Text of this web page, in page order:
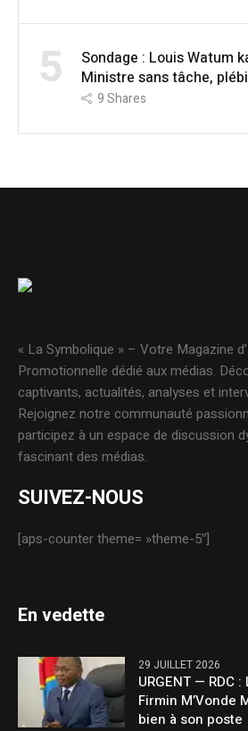
5
Sondage : Louis Watum
Ministre sans tâche,
9Shares
« La Symbolique » – Votre Magazine
Promotionnelle dédié aux médias.
captivants, actualités, analyses et
Rejoignez notre communauté
participez à un espace de discussion
fascinant des médias.
SUIVEZ-NOUS
[aps-counter theme= »theme-5″]
En vedette
29 JUILLET 2026
URGENT — RDC
Firmin M’Vonde
bien à son poste